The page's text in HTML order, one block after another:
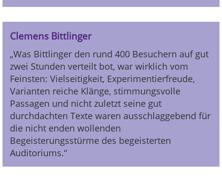
Clemens Bittlinger
„Was Bittlinger den rund 400 Besuchern auf gut
zwei Stunden verteilt bot, war wirklich vom
Feinsten: Vielseitigkeit, Experimentierfreude,
Varianten reiche Klänge, stimmungsvolle
Passagen und nicht zuletzt seine gut
durchdachten Texte waren ausschlaggebend für
die nicht enden wollenden
Begeisterungsstürme des begeisterten
Auditoriums.“